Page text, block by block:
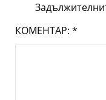
КОМЕНТАР: *